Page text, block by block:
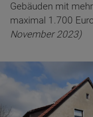
Gebäuden mit
maximal 1.700
November 2023)